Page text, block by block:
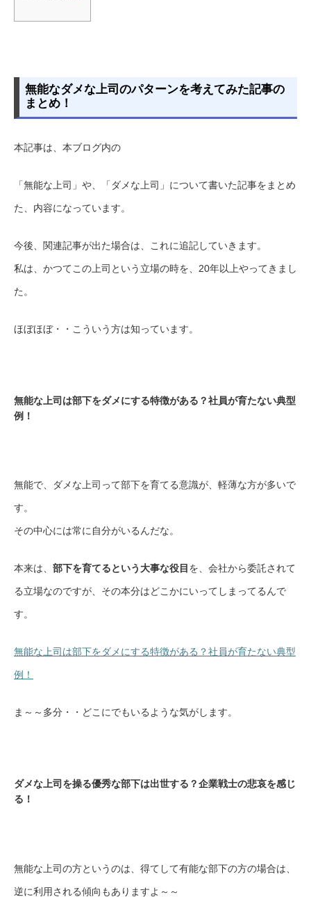
無能なダメな上司のパターンを考えてみた記事の
まとめ！
本記事は、本ブログ内の
「無能な上司」や、「ダメな上司」について書いた記事をまとめ
た、内容になっています。
今後、関連記事が出た場合は、これに追記していきます。
私は、かつてこの上司という立場の時を、20年以上やってきまし
た。
ほぼほぼ・・こういう方は知っています。
無能な上司は部下をダメにする特徴がある？社員が育たない典型
例！
無能で、ダメな上司って部下を育てる意識が、軽薄な方が多いで
す。
その中心には常に自分がいるんだな。
本来は、 部下を育てるという大事な役目 を、会社から委託されて
る立場なのですが、その本分はどこかにいってしまってるんで
す。
無能な上司は部下をダメにする特徴がある？社員が育たない典型
例！
ま～～多分・・どこにでもいるような気がします。
ダメな上司を操る優秀な部下は出世する？企業戦士の悲哀を感じ
る！
無能な上司の方というのは、得てして有能な部下の方の場合は、
逆に利用される傾向もありますよ～～